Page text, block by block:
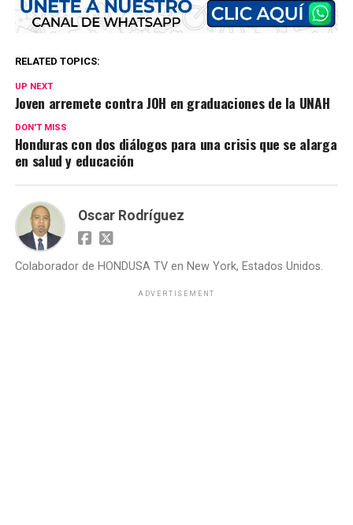
RELATED TOPICS:
UP NEXT
Joven arremete contra JOH en graduaciones de la UNAH
DON'T MISS
Honduras con dos diálogos para una crisis que se alarga
en salud y educación
Oscar Rodríguez
Colaborador de HONDUSA TV en New York, Estados Unidos.
ADVERTISEMENT